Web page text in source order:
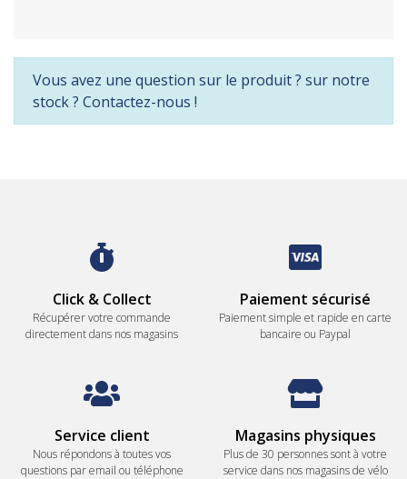
Vous avez une question sur le produit ? sur notre
stock ? Contactez-nous !
Click & Collect
Récupérer votre commande
directement dans nos magasins
Paiement sécurisé
Paiement simple et rapide en carte
bancaire ou Paypal
Service client
Nous répondons à toutes vos
questions par email ou téléphone
Magasins physiques
Plus de 30 personnes sont à votre
service dans nos magasins de vélo